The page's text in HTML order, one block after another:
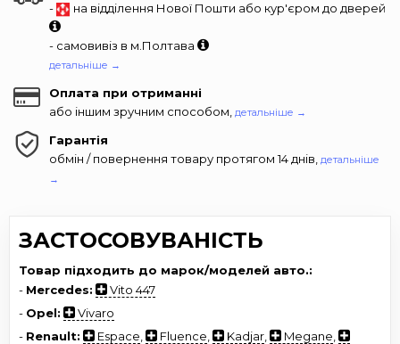
-
на відділення Нової Пошти або кур'єром до дверей
- самовивіз в м.Полтава
детальніше →
Оплата при отриманні
або іншим зручним способом, детальніше →
Гарантія
обмін / повернення товару протягом 14 днів, детальніше
→
ЗАСТОСОВУВАНІСТЬ
Товар підходить до марок/моделей авто.:
- Mercedes:
Vito 447
- Opel:
Vivaro
- Renault: Espace Fluence Kadjar Megane